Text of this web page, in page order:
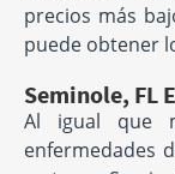
precios más
puede obtener
Seminole, FL
Al igual que
enfermedades